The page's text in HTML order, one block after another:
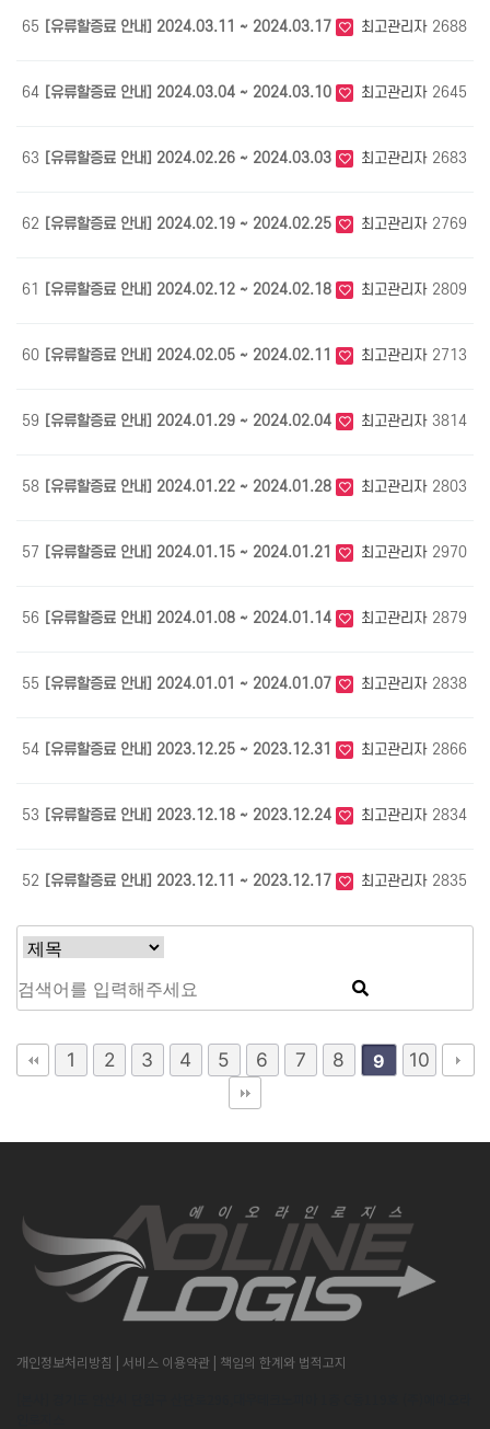
65 [유류할증료 안내] 2024.03.11 ~ 2024.03.17 최고관리자 2688
64 [유류할증료 안내] 2024.03.04 ~ 2024.03.10 최고관리자 2645
63 [유류할증료 안내] 2024.02.26 ~ 2024.03.03 최고관리자 2683
62 [유류할증료 안내] 2024.02.19 ~ 2024.02.25 최고관리자 2769
61 [유류할증료 안내] 2024.02.12 ~ 2024.02.18 최고관리자 2809
60 [유류할증료 안내] 2024.02.05 ~ 2024.02.11 최고관리자 2713
59 [유류할증료 안내] 2024.01.29 ~ 2024.02.04 최고관리자 3814
58 [유류할증료 안내] 2024.01.22 ~ 2024.01.28 최고관리자 2803
57 [유류할증료 안내] 2024.01.15 ~ 2024.01.21 최고관리자 2970
56 [유류할증료 안내] 2024.01.08 ~ 2024.01.14 최고관리자 2879
55 [유류할증료 안내] 2024.01.01 ~ 2024.01.07 최고관리자 2838
54 [유류할증료 안내] 2023.12.25 ~ 2023.12.31 최고관리자 2866
53 [유류할증료 안내] 2023.12.18 ~ 2023.12.24 최고관리자 2834
52 [유류할증료 안내] 2023.12.11 ~ 2023.12.17 최고관리자 2835
1 2 3 4 5 6 7 8 9 10
개인정보처리방침 | 서비스 이용약관 | 책임의 한계와 법적고지